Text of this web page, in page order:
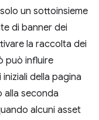
un sottoinsieme
di banner dei
la raccolta dei
può influire
della pagina
alla seconda
alcuni asset